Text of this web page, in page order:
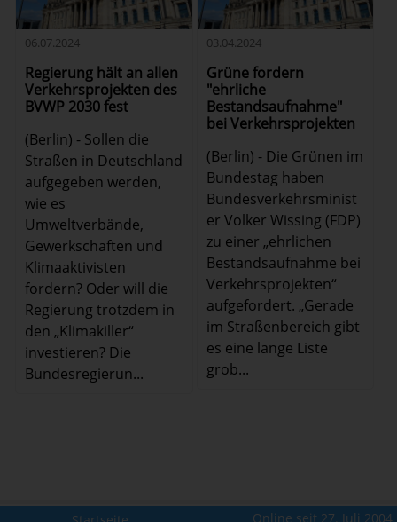
06.07.2024
Regierung hält an allen
Verkehrsprojekten des
BVWP 2030 fest
(Berlin) - Sollen die
Straßen in Deutschland
aufgegeben werden,
wie es
Umweltverbände,
Gewerkschaften und
Klimaaktivisten
fordern? Oder will die
Regierung trotzdem in
den „Klimakiller“
investieren? Die
Bundesregierun...
03.04.2024
Grüne fordern
"ehrliche
Bestandsaufnahme"
bei Verkehrsprojekten
(Berlin) - Die Grünen im
Bundestag haben
Bundesverkehrsminist
er Volker Wissing (FDP)
zu einer „ehrlichen
Bestandsaufnahme bei
Verkehrsprojekten“
aufgefordert. „Gerade
im Straßenbereich gibt
es eine lange Liste
grob...
Online seit 27. Juli 2004